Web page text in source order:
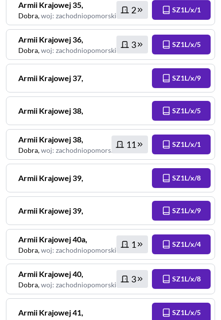
Armii Krajowej35,
Dobra,woj: zachodniopomorskie
2 SZ1L/x/1
Armii Krajowej36,
Dobra,woj: zachodniopomorskie
3 SZ1L/x/5
Armii Krajowej37, SZ1L/x/9
Armii Krajowej38, SZ1L/x/5
Armii Krajowej38,
Dobra,woj: zachodniopomorskie
11 SZ1L/x/1
Armii Krajowej39, SZ1L/x/8
Armii Krajowej39, SZ1L/x/9
Armii Krajowej40a,
Dobra,woj: zachodniopomorskie
1 SZ1L/x/4
Armii Krajowej40,
Dobra,woj: zachodniopomorskie
3 SZ1L/x/8
Armii Krajowej41, SZ1L/x/5